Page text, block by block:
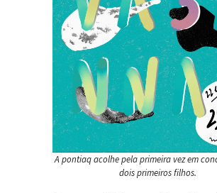
A pontiaq acolhe pela primeira vez em
dois primeiros filhos.